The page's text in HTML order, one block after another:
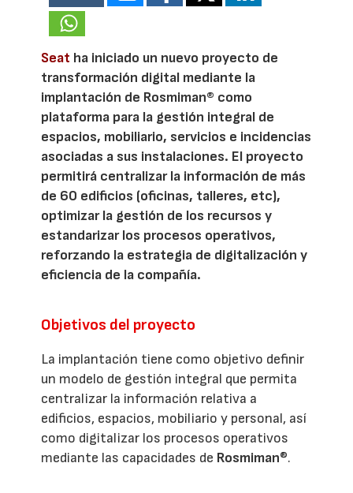
Seat ha iniciado un nuevo proyecto de
transformación digital mediante la
implantación de Rosmiman® como
plataforma para la gestión integral de
espacios, mobiliario, servicios e incidencias
asociadas a sus instalaciones. El proyecto
permitirá centralizar la información de más
de 60 edificios (oficinas, talleres, etc),
optimizar la gestión de los recursos y
estandarizar los procesos operativos,
reforzando la estrategia de digitalización y
eficiencia de la compañía.
Objetivos del proyecto
La implantación tiene como objetivo definir
un modelo de gestión integral que permita
centralizar la información relativa a
edificios, espacios, mobiliario y personal, así
como digitalizar los procesos operativos
mediante las capacidades de Rosmiman®.